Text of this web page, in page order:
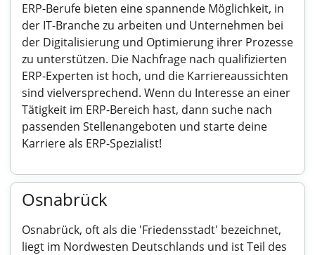
ERP-Berufe bieten eine spannende Möglichkeit, in
der IT-Branche zu arbeiten und Unternehmen bei
der Digitalisierung und Optimierung ihrer Prozesse
zu unterstützen. Die Nachfrage nach qualifizierten
ERP-Experten ist hoch, und die Karriereaussichten
sind vielversprechend. Wenn du Interesse an einer
Tätigkeit im ERP-Bereich hast, dann suche nach
passenden Stellenangeboten und starte deine
Karriere als ERP-Spezialist!
Osnabrück
Osnabrück, oft als die 'Friedensstadt' bezeichnet,
liegt im Nordwesten Deutschlands und ist Teil des